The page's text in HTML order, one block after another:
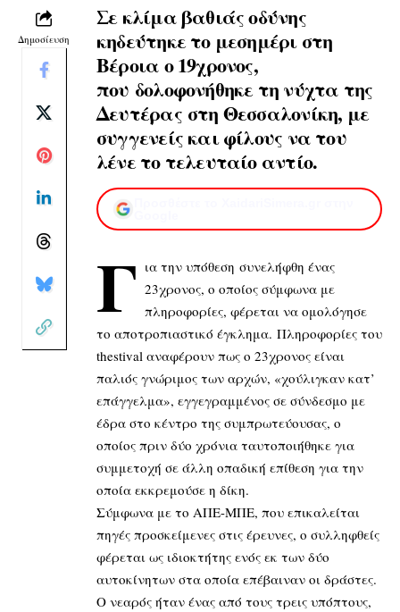
Δημοσίευση
Σε κλίμα βαθιάς οδύνης
κηδεύτηκε το μεσημέρι στη
Βέροια ο 19χρονος,
που δολοφονήθηκε τη νύχτα της
Δευτέρας στη Θεσσαλονίκη, με
συγγενείς και φίλους να του
λένε το τελευταίο αντίο.
Γ ια την υπόθεση συνελήφθη ένας
23χρονος, ο οποίος σύμφωνα με
πληροφορίες, φέρεται να ομολόγησε
το αποτροπιαστικό έγκλημα. Πληροφορίες του
thestival αναφέρουν πως ο 23χρονος είναι
παλιός γνώριμος των αρχών, «χούλιγκαν κατ’
επάγγελμα», εγγεγραμμένος σε σύνδεσμο με
έδρα στο κέντρο της συμπρωτεύουσας, ο
οποίος πριν δύο χρόνια ταυτοποιήθηκε για
συμμετοχή σε άλλη οπαδική επίθεση για την
οποία εκκρεμούσε η δίκη.
Σύμφωνα με το ΑΠΕ-ΜΠΕ, που επικαλείται
πηγές προσκείμενες στις έρευνες, ο συλληφθείς
φέρεται ως ιδιοκτήτης ενός εκ των δύο
αυτοκίνητων στα οποία επέβαιναν οι δράστες.
Ο νεαρός ήταν ένας από τους τρεις υπόπτους,